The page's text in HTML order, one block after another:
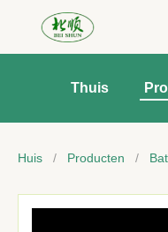
Thuis
Huis / Producten /